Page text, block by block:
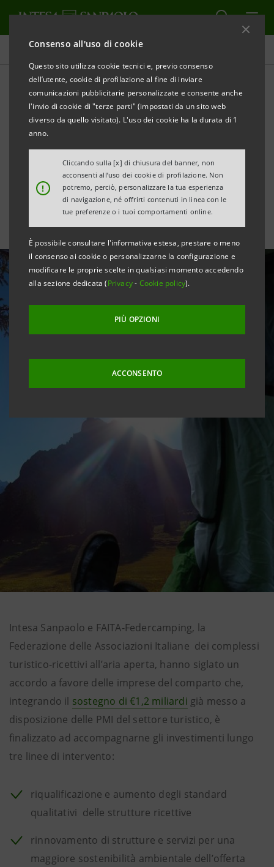
Consenso all'uso di cookie
Questo sito utilizza cookie tecnici e, previo consenso
dell’utente, cookie di profilazione al fine di inviare
comunicazioni pubblicitarie personalizzate e consente anche
l'invio di cookie di "terze parti" (impostati da un sito web
diverso da quello visitato). L'uso dei cookie ha la durata di 1
anno.
!
Cliccando sulla [x] di chiusura del banner, non
acconsenti all’uso dei cookie di profilazione. Non
potremo, perciò, personalizzare la tua esperienza
di navigazione, né offrirti contenuti in linea con le
tue preferenze o i tuoi comportamenti online.
È possibile consultare l'informativa estesa, prestare o meno
il consenso ai cookie o personalizzarne la configurazione e
modificare le proprie scelte in qualsiasi momento accedendo
alla sezione dedicata (Privacy- Cookie policy).
PIÙ OPZIONI
ACCONSENTO
Tutte le news
Accordo con FAITA-
Federcamping a sostegno
del settore turistico open-
Intesa Sanpaolo e FAITA-Federcamping, la
Federazione delle Associazioni Italiane dei complessi
turistico-ricettivi all’aria aperta, hanno siglato un
accordo a favore delle imprese del comparto che,
integrando il sostegno di €1,2 miliardi già messo a
disposizione delle PMI del settore turistico, è
finalizzato ad accompagnarne gli investimenti lungo
tre linee di intervento:
riqualificazione e aumento degli standard
qualitativi delle strutture ricettive
rinnovamento di strutture e servizi per una
maggiore sostenibilità ambientale dell’offerta